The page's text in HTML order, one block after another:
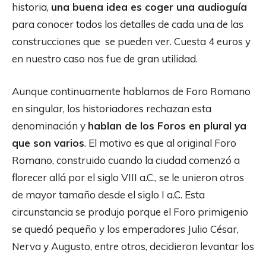
historia, una buena idea es coger una audioguía
para conocer todos los detalles de cada una de las
construcciones que se pueden ver. Cuesta 4 euros y
en nuestro caso nos fue de gran utilidad.
Aunque continuamente hablamos de Foro Romano
en singular, los historiadores rechazan esta
denominación y hablan de los Foros en plural ya
que son varios. El motivo es que al original Foro
Romano, construido cuando la ciudad comenzó a
florecer allá por el siglo VIII a.C., se le unieron otros
de mayor tamaño desde el siglo I a.C. Esta
circunstancia se produjo porque el Foro primigenio
se quedó pequeño y los emperadores Julio César,
Nerva y Augusto, entre otros, decidieron levantar los